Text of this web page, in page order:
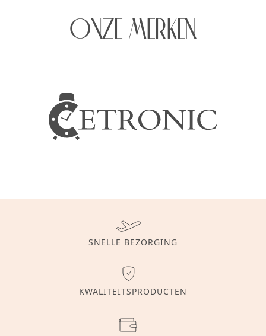
ONZE MERKEN
SNELLE BEZORGING
KWALITEITSPRODUCTEN